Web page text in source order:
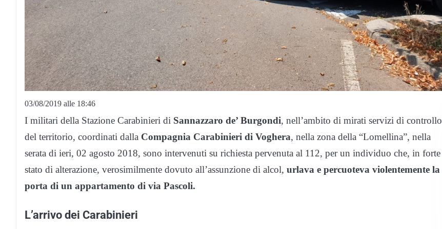
03/08/2019 alle 18:46
I militari della Stazione Carabinieri di Sannazzaro de’ Burgondi, nell’ambito di mirati servizi di controllo
del territorio, coordinati dalla Compagnia Carabinieri di Voghera, nella zona della “Lomellina”, nella
serata di ieri, 02 agosto 2018, sono intervenuti su richiesta pervenuta al 112, per un individuo che, in forte
stato di alterazione, verosimilmente dovuto all’assunzione di alcol, urlava e percuoteva violentemente la
porta di un appartamento di via Pascoli.
L’arrivo dei Carabinieri